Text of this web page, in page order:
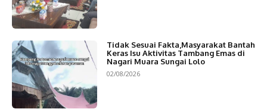
Tidak Sesuai Fakta,Masyarakat Bantah
Keras Isu Aktivitas Tambang Emas di
Nagari Muara Sungai Lolo
02/08/2026